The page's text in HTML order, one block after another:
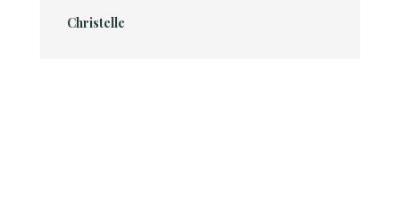
Christelle